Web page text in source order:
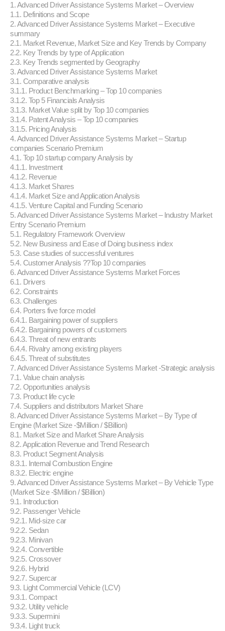
1. Advanced Driver Assistance Systems Market – Overview
1.1. Definitions and Scope
2. Advanced Driver Assistance Systems Market – Executive
summary
2.1. Market Revenue, Market Size and Key Trends by Company
2.2. Key Trends by type of Application
2.3. Key Trends segmented by Geography
3. Advanced Driver Assistance Systems Market
3.1. Comparative analysis
3.1.1. Product Benchmarking – Top 10 companies
3.1.2. Top 5 Financials Analysis
3.1.3. Market Value split by Top 10 companies
3.1.4. Patent Analysis – Top 10 companies
3.1.5. Pricing Analysis
4. Advanced Driver Assistance Systems Market – Startup
companies Scenario Premium
4.1. Top 10 startup company Analysis by
4.1.1. Investment
4.1.2. Revenue
4.1.3. Market Shares
4.1.4. Market Size and Application Analysis
4.1.5. Venture Capital and Funding Scenario
5. Advanced Driver Assistance Systems Market – Industry Market
Entry Scenario Premium
5.1. Regulatory Framework Overview
5.2. New Business and Ease of Doing business index
5.3. Case studies of successful ventures
5.4. Customer Analysis ??Top 10 companies
6. Advanced Driver Assistance Systems Market Forces
6.1. Drivers
6.2. Constraints
6.3. Challenges
6.4. Porters five force model
6.4.1. Bargaining power of suppliers
6.4.2. Bargaining powers of customers
6.4.3. Threat of new entrants
6.4.4. Rivalry among existing players
6.4.5. Threat of substitutes
7. Advanced Driver Assistance Systems Market -Strategic analysis
7.1. Value chain analysis
7.2. Opportunities analysis
7.3. Product life cycle
7.4. Suppliers and distributors Market Share
8. Advanced Driver Assistance Systems Market – By Type of
Engine (Market Size -$Million / $Billion)
8.1. Market Size and Market Share Analysis
8.2. Application Revenue and Trend Research
8.3. Product Segment Analysis
8.3.1. Internal Combustion Engine
8.3.2. Electric engine
9. Advanced Driver Assistance Systems Market – By Vehicle Type
(Market Size -$Million / $Billion)
9.1. Introduction
9.2. Passenger Vehicle
9.2.1. Mid-size car
9.2.2. Sedan
9.2.3. Minivan
9.2.4. Convertible
9.2.5. Crossover
9.2.6. Hybrid
9.2.7. Supercar
9.3. Light Commercial Vehicle (LCV)
9.3.1. Compact
9.3.2. Utility vehicle
9.3.3. Supermini
9.3.4. Light truck